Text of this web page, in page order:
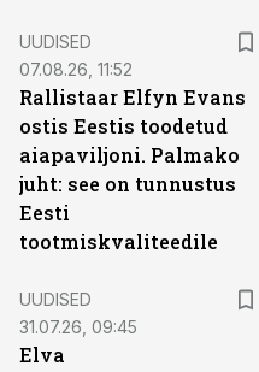
UUDISED
07.08.26, 11:52
Rallistaar Elfyn Evans
ostis Eestis toodetud
aiapaviljoni. Palmako
juht: see on tunnustus
Eesti
tootmiskvaliteedile
UUDISED
31.07.26, 09:45
Elva